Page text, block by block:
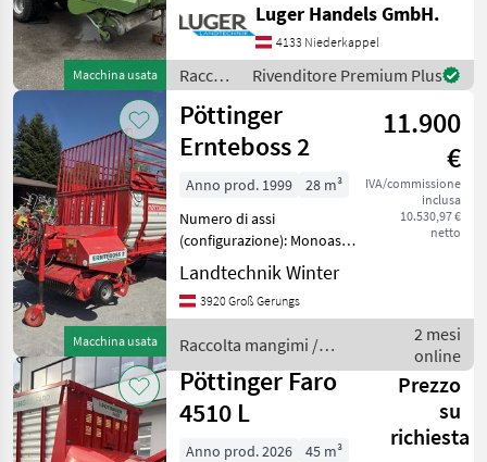
Macchina usata
(configurazione): Asse
tandem, Freno pneumatico
(ad aria compressa),
Protezione da impur
Luger Handels GmbH.
4133 Niederkappel
Raccolta
mangimi
/ Krone
Rivenditore Premium Plus
Macchina usata
Pöttinger
Ernteboss 2
11.900
€
IVA/commissione
inclusa
10.530,97 €
netto
Anno prod. 1999
28 m³
Numero di assi
(configurazione): Monoasse,
, Rullo dosatore, Protezione
lame, Cartellino del prezzo,
Timone articolato, Cofano
mangimi Autocaricant
Landtechnik Winter
3920 Groß Gerungs
Raccolta mangimi /
Pöttinger
2 mesi
online
Pöttinger Faro
4510 L
Prezzo
su
richiesta
Anno prod. 2026
45 m³